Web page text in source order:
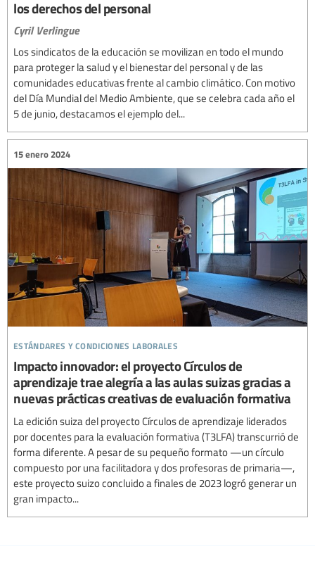
los derechos del personal
Cyril Verlingue
Los sindicatos de la educación se movilizan en todo el mundo
para proteger la salud y el bienestar del personal y de las
comunidades educativas frente al cambio climático. Con motivo
del Día Mundial del Medio Ambiente, que se celebra cada año el
5 de junio, destacamos el ejemplo del...
estándares y condiciones laborales
15 enero 2024
Impacto innovador: el proyecto Círculos de
aprendizaje trae alegría a las aulas suizas gracias a
nuevas prácticas creativas de evaluación formativa
La edición suiza del proyecto Círculos de aprendizaje liderados
por docentes para la evaluación formativa (T3LFA) transcurrió de
forma diferente. A pesar de su pequeño formato —un círculo
compuesto por una facilitadora y dos profesoras de primaria—,
este proyecto suizo concluido a finales de 2023 logró generar un
gran impacto...